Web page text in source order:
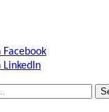
Facebook
LinkedIn